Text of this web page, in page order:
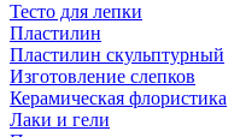
Тесто для лепки
Пластилин
Пластилин скульптурный
Изготовление слепков
Керамическая флористика
Лаки и гели